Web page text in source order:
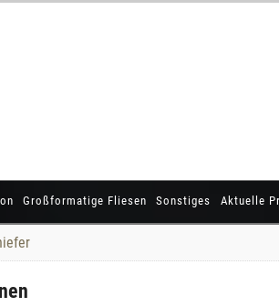
Großformatige Fliesen Sonstiges Aktuelle